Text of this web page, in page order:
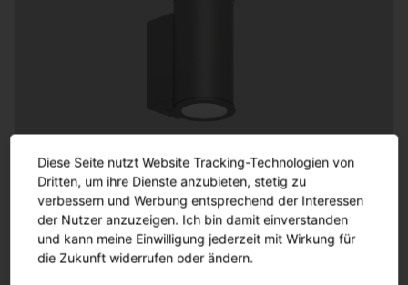
CL 31 Wand | rund
Diese Seite nutzt Website Tracking-Technologien von
Dritten, um ihre Dienste anzubieten, stetig zu
verbessern und Werbung entsprechend der Interessen
der Nutzer anzuzeigen. Ich bin damit einverstanden
und kann meine Einwilligung jederzeit mit Wirkung für
die Zukunft widerrufen oder ändern.